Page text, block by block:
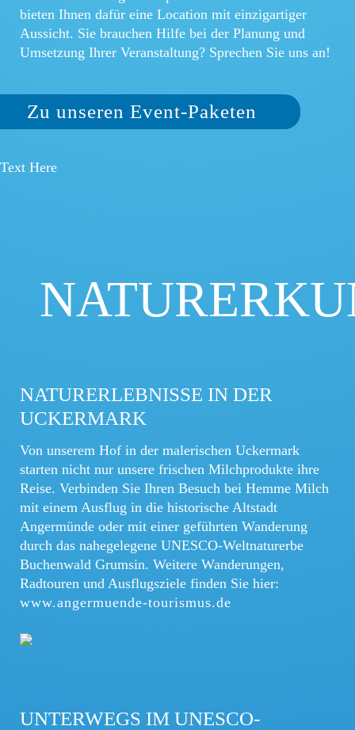
bieten Ihnen dafür eine Location mit einzigartiger
Aussicht. Sie brauchen Hilfe bei der Planung und
Umsetzung Ihrer Veranstaltung? Sprechen Sie uns an!
Zu unseren Event-Paketen
Text Here
NATURERLEBNISSE IN DER
UCKERMARK
Von unserem Hof in der malerischen Uckermark
starten nicht nur unsere frischen Milchprodukte ihre
Reise. Verbinden Sie Ihren Besuch bei Hemme Milch
mit einem Ausflug in die historische Altstadt
Angermünde oder mit einer geführten Wanderung
durch das nahegelegene UNESCO-Weltnaturerbe
Buchenwald Grumsin. Weitere Wanderungen,
Radtouren und Ausflugsziele finden Sie hier:
www.angermuende-tourismus.de
UNTERWEGS IM UNESCO-